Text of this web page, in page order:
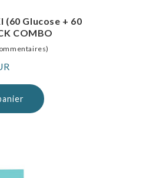
Glucose + 60
COMBO